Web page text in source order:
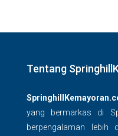
Tentang
yang bermarkas di
berpengalaman